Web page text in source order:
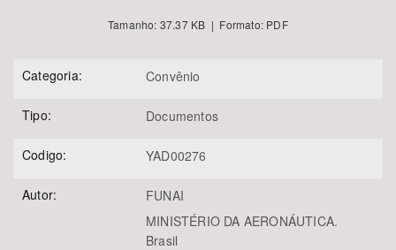
Tamanho: 37.37 KB | Formato: PDF
Categoria: Convênio
Tipo: Documentos
Codigo: YAD00276
Autor:
FUNAI
MINISTÉRIO DA AERONÁUTICA.
Brasil